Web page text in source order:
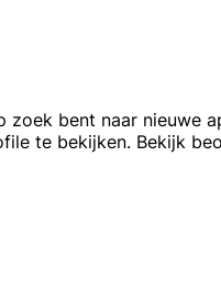
bent naar nieuwe
te bekijken. Bekijk